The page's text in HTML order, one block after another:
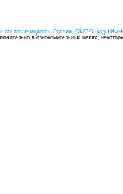
почтовые индексы России, ОКАТО, коды
в ознокомительных целях,